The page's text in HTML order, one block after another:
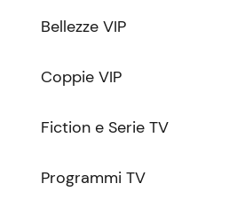
Bellezze VIP
Coppie VIP
Fiction e Serie TV
Programmi TV